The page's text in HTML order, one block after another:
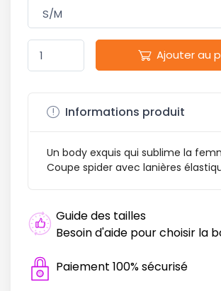
Ajouter au
Informations produit
Un body exquis qui sublime la
Coupe spider avec lanières
Guide des tailles
Besoin d'aide pour choisir la
Paiement 100% sécurisé